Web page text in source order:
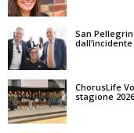
San
ChorusLife
stagione